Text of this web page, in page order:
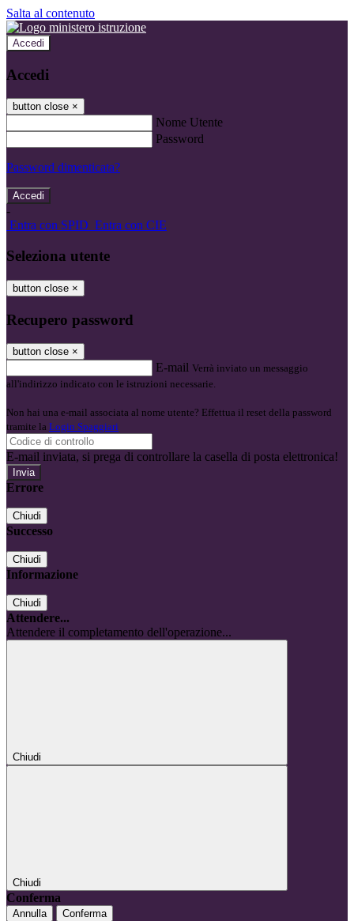
Salta al contenuto
Accedi
Accedi
button close ×
Nome Utente
Password
Password dimenticata?
-
Entra con SPID Entra con CIE
Seleziona utente
button close ×
Recupero password
button close ×
E-mail Verrà inviato un messaggio
all'indirizzo indicato con le istruzioni necessarie.
Non hai una e-mail associata al nome utente? Effettua il reset della password
tramite la Login Spaggiari
E-mail inviata, si prega di controllare la casella di posta elettronica!
Errore
Chiudi
Successo
Chiudi
Informazione
Chiudi
Attendere...
Attendere il completamento dell'operazione...
Chiudi
Chiudi
Conferma
Annulla Conferma